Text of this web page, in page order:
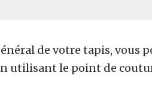
de votre tapis, vous
utilisant le point de